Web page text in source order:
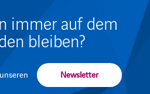
immer auf dem
bleiben?
Newsletter